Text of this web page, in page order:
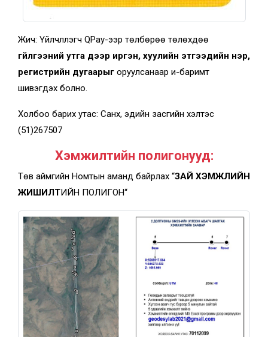
Жич: Үйлчлүүлэгч QPay-ээр төлбөрөө төлөхдөө
гүйлгээний утга дээр иргэн, хуулийн этгээдийн нэр,
регистрийн дугаарыг оруулсанаар и-баримт
шивэгдэх болно.
Холбоо барих утас: Санхүү, эдийн засгийн хэлтэс
(51)267507
Хэмжилтийн полигонууд:
Төв аймгийн Номтын аманд байрлах “ЗАЙ ХЭМЖЛИЙН
ЖИШИЛТИЙН ПОЛИГОН“